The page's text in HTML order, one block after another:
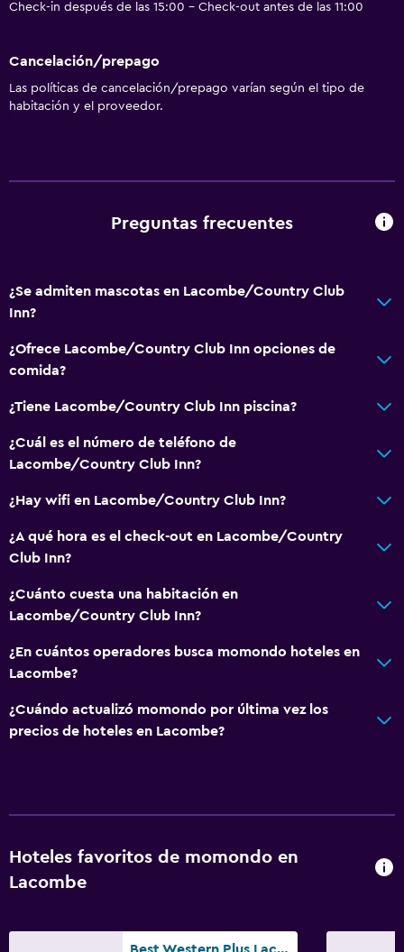
Alfombrado
Sofá
Habitaciones para no fumadores disponibles
Sistema de entretenimiento
TV de pantalla plana
Baño
Tina de baño
Aseo
Baño privado
Servicio de despertador
Recepción 24 horas
Estacionamiento y transporte
Terraza/patio
Parrilla
Habitación
Check-in después de las 15:00 - Check-out antes de las 11:00
Cancelación/prepago
Las políticas de cancelación/prepago varían según el tipo de
habitación y el proveedor.
Preguntas frecuentes
¿Se admiten mascotas en Lacombe/Country Club
Inn?
¿Ofrece Lacombe/Country Club Inn opciones de
comida?
¿Tiene Lacombe/Country Club Inn piscina?
¿Cuál es el número de teléfono de
Lacombe/Country Club Inn?
¿Hay wifi en Lacombe/Country Club Inn?
¿A qué hora es el check-out en Lacombe/Country
Club Inn?
¿Cuánto cuesta una habitación en
Lacombe/Country Club Inn?
¿En cuántos operadores busca momondo hoteles en
Lacombe?
¿Cuándo actualizó momondo por última vez los
precios de hoteles en Lacombe?
Hoteles favoritos de momondo en
Lacombe
Best Western Plus Lacombe Inn & Suites